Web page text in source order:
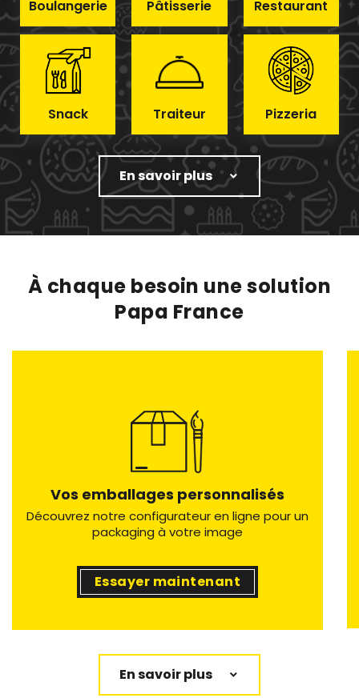
Boulangerie Pâtisserie Restaurant
Snack Traiteur Pizzeria
En savoir plus
À chaque besoin une solution
Papa France
Vos emballages personnalisés
Découvrez notre configurateur en ligne pour un
packaging à votre image
Essayer maintenant
En savoir plus